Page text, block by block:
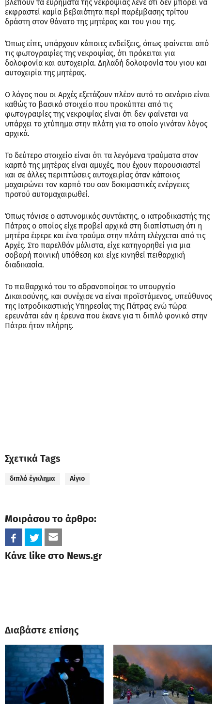
βλέπουν τα ευρήματα της νεκροψίας λένε ότι δεν μπορεί να
εκφραστεί καμία βεβαιότητα περί παρέμβασης τρίτου
δράστη στον θάνατο της μητέρας και του γιου της.
Όπως είπε, υπάρχουν κάποιες ενδείξεις, όπως φαίνεται από
τις φωτογραφίες της νεκροψίας, ότι πρόκειται για
δολοφονία και αυτοχειρία. Δηλαδή δολοφονία του γιου και
αυτοχειρία της μητέρας.
Ο λόγος που οι Αρχές εξετάζουν πλέον αυτό το σενάριο είναι
καθώς το βασικό στοιχείο που προκύπτει από τις
φωτογραφίες της νεκροψίας είναι ότι δεν φαίνεται να
υπάρχει το χτύπημα στην πλάτη για το οποίο γινόταν λόγος
αρχικά.
Το δεύτερο στοιχείο είναι ότι τα λεγόμενα τραύματα στον
καρπό της μητέρας είναι αμυχές, που έχουν παρουσιαστεί
και σε άλλες περιπτώσεις αυτοχειρίας όταν κάποιος
μαχαιρώνει τον καρπό του σαν δοκιμαστικές ενέργειες
προτού αυτομαχαιρωθεί.
Όπως τόνισε ο αστυνομικός συντάκτης, ο ιατροδικαστής της
Πάτρας ο οποίος είχε προβεί αρχικά στη διαπίστωση ότι η
μητέρα έφερε και ένα τραύμα στην πλάτη ελέγχεται από τις
Αρχές. Στο παρελθόν μάλιστα, είχε κατηγορηθεί για μια
σοβαρή ποινική υπόθεση και είχε κινηθεί πειθαρχική
διαδικασία.
Το πειθαρχικό του το αδρανοποίησε το υπουργείο
Δικαιοσύνης, και συνέχισε να είναι προϊστάμενος, υπεύθυνος
της Ιατροδικαστικής Υπηρεσίας της Πάτρας ενώ τώρα
ερευνάται εάν η έρευνα που έκανε για τι διπλό φονικό στην
Πάτρα ήταν πλήρης.
Σχετικά Tags
διπλό έγκλημα Αίγιο
Μοιράσου το άρθρο:
Κάνε like στο News.gr
Διαβάστε επίσης